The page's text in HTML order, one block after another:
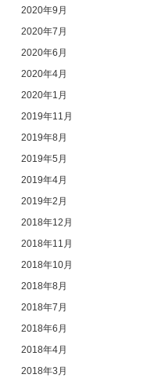
2020年9月
2020年7月
2020年6月
2020年4月
2020年1月
2019年11月
2019年8月
2019年5月
2019年4月
2019年2月
2018年12月
2018年11月
2018年10月
2018年8月
2018年7月
2018年6月
2018年4月
2018年3月